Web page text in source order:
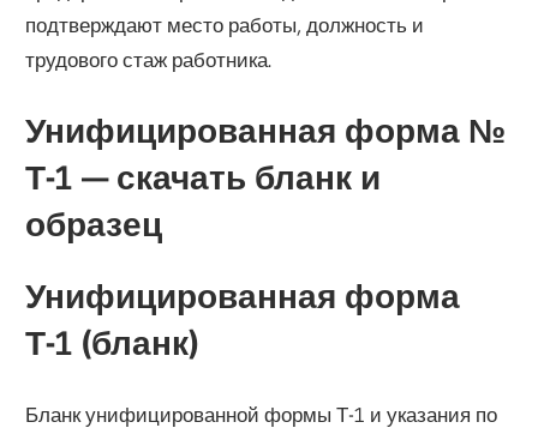
подтверждают место работы, должность и
трудового стаж работника.
Унифицированная форма №
Т-1 — скачать бланк и
образец
Унифицированная форма
Т-1 (бланк)
Бланк унифицированной формы Т-1 и указания по